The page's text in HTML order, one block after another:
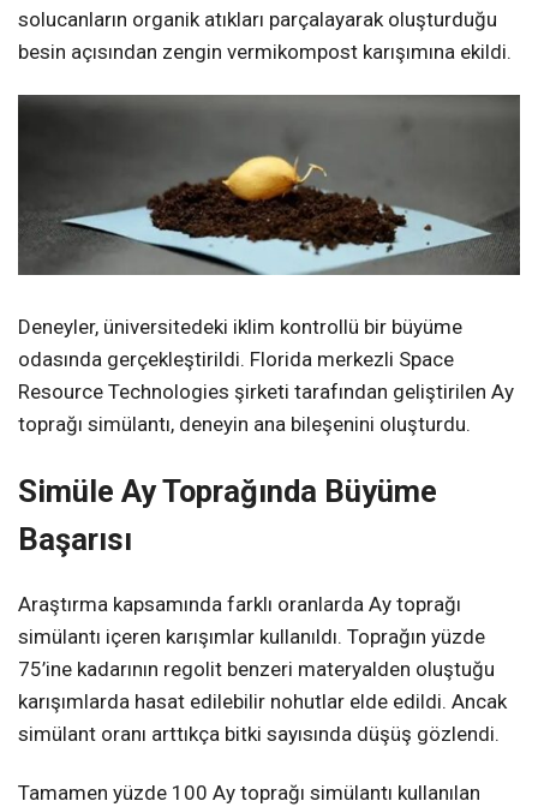
solucanların organik atıkları parçalayarak oluşturduğu
besin açısından zengin vermikompost karışımına ekildi.
Deneyler, üniversitedeki iklim kontrollü bir büyüme
odasında gerçekleştirildi. Florida merkezli Space
Resource Technologies şirketi tarafından geliştirilen Ay
toprağı simülantı, deneyin ana bileşenini oluşturdu.
Simüle Ay Toprağında Büyüme
Başarısı
Araştırma kapsamında farklı oranlarda Ay toprağı
simülantı içeren karışımlar kullanıldı. Toprağın yüzde
75’ine kadarının regolit benzeri materyalden oluştuğu
karışımlarda hasat edilebilir nohutlar elde edildi. Ancak
simülant oranı arttıkça bitki sayısında düşüş gözlendi.
Tamamen yüzde 100 Ay toprağı simülantı kullanılan